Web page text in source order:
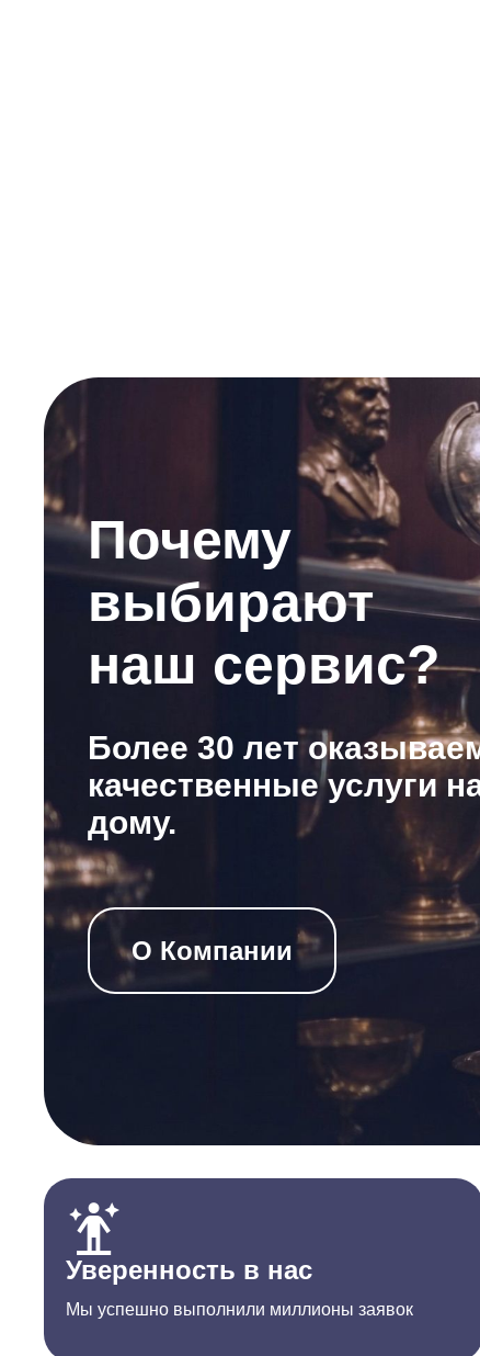
Почему
выбирают
наш сервис?
Более 30 лет
качественные услуги
дому.
О Компании
Уверенность в нас
Мы успешно выполнили миллионы заявок